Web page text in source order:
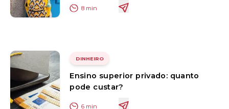
8 min
DINHEIRO
Ensino superior privado: quanto
pode custar?
6 min